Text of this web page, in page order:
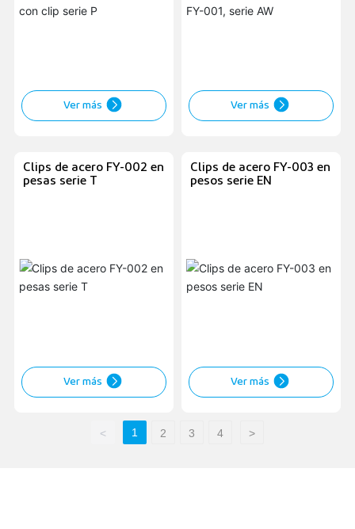
Ver más Ver más
Clips de acero FY-002 en
pesas serie T
Ver más
Clips de acero FY-003 en
pesos serie EN
Ver más
< 1 2 3 4 >